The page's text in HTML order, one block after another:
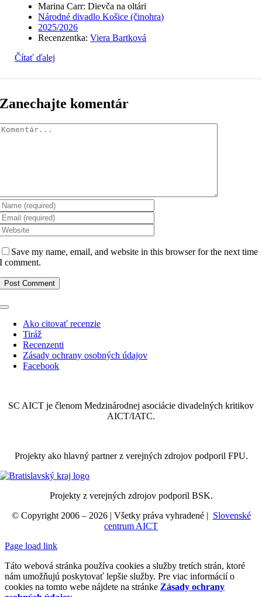
Marina Carr: Dievča na oltári
Národné divadlo Košice (činohra)
2025/2026
Recenzentka:Viera Bartková
Čítať ďalej
Zanechajte komentár
Save my name, email, and website in this browser for the next time
I comment.
Toggle
NavigationAko citovať recenzie
Tiráž
Recenzenti
Zásady ochrany osobných údajov
Facebook
SC AICT je členom Medzinárodnej asociácie divadelných kritikov
AICT/IATC.
Projekty ako hlavný partner z verejných zdrojov podporil FPU.
Projekty z verejných zdrojov podporil BSK.
© Copyright 2006 – 2026| Všetky práva vyhradené | Slovenské
centrum AICT
Page load link
Táto webová stránka používa cookies a služby tretích strán, ktoré
nám umožňujú poskytovať lepšie služby. Pre viac informácií o
cookies na tomto webe nájdete na stránke Zásady ochrany